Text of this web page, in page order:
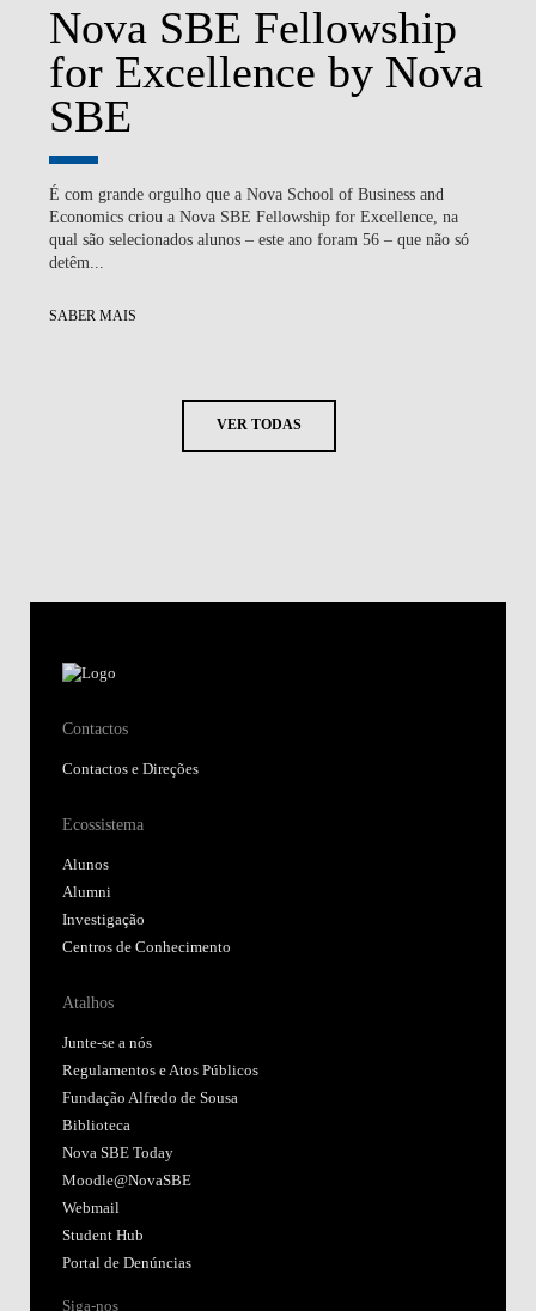
Nova SBE Fellowship
for Excellence by Nova
SBE
É com grande orgulho que a Nova School of Business and
Economics criou a Nova SBE Fellowship for Excellence, na
qual são selecionados alunos – este ano foram 56 – que não só
detêm...
SABER MAIS
VER TODAS
Contactos
Contactos e Direções
Ecossistema
Alunos
Alumni
Investigação
Centros de Conhecimento
Atalhos
Junte-se a nós
Regulamentos e Atos Públicos
Fundação Alfredo de Sousa
Biblioteca
Nova SBE Today
Moodle@NovaSBE
Webmail
Student Hub
Portal de Denúncias
Siga-nos